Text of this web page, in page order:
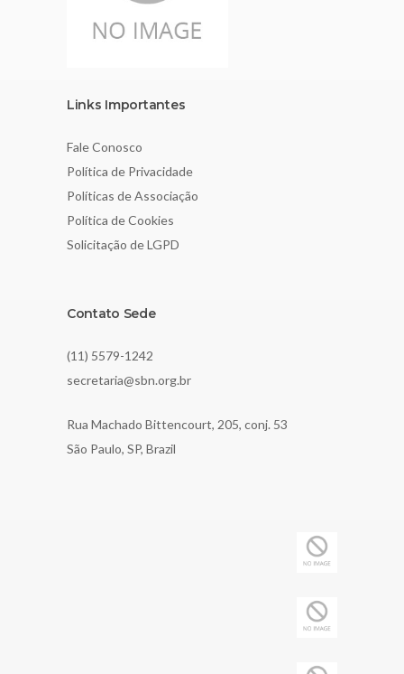
Links Importantes
Fale Conosco
Política de Privacidade
Políticas de Associação
Política de Cookies
Solicitação de LGPD
Contato Sede
(11) 5579-1242
secretaria@sbn.org.br
Rua Machado Bittencourt, 205, conj. 53
São Paulo, SP, Brazil